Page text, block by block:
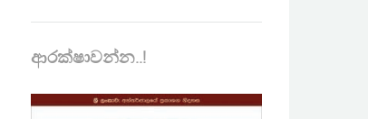
ආරක්ෂාවන්න..!